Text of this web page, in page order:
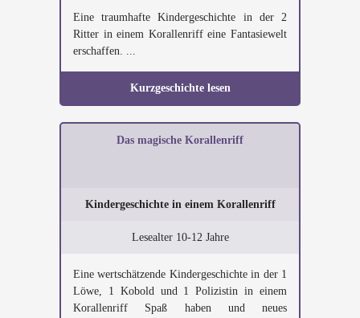
Eine traumhafte Kindergeschichte in der 2
Ritter in einem Korallenriff eine Fantasiewelt
erschaffen. ...
Kurzgeschichte lesen
Das magische Korallenriff
Kindergeschichte in einem Korallenriff
Lesealter 10-12 Jahre
Eine wertschätzende Kindergeschichte in der 1
Löwe, 1 Kobold und 1 Polizistin in einem
Korallenriff Spaß haben und neues